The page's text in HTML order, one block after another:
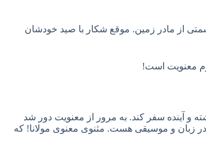
از مادر زمین. موقع شکار با صید خودشان
معنویت است!
و آینده سفر کند. به مرور از معنویت دور شد
زبان و موسیقی هست. مثنوی معنوی مولانا! که